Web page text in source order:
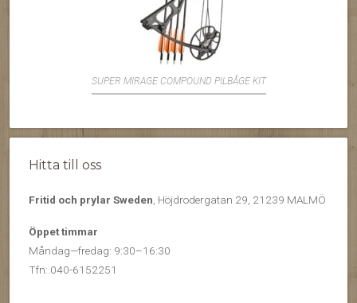
SUPER MIRAGE COMPOUND PILBÅGE KIT
Hitta till oss
Fritid och prylar Sweden , Höjdrodergatan 29, 21239 MALMÖ
Öppet timmar
Måndag—fredag: 9:30–16:30
Tfn: 040-6152251